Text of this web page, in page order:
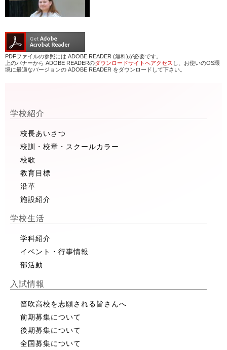
PDFファイルの参照には ADOBE READER (無料)が必要です。
上のバナーから ADOBE READERのダウンロードサイトへアクセス し、お使いのOS環
境に最適なバージョンの ADOBE READER をダウンロードして下さい。
学校紹介
校長あいさつ
校訓・校章・スクールカラー
校歌
教育目標
沿革
施設紹介
学校生活
学科紹介
イベント・行事情報
部活動
入試情報
笛吹高校を志願される皆さんへ
前期募集について
後期募集について
全国募集について